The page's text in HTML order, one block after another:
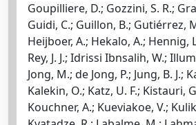
Goupilliere, D.; Gozzini, S. R.;
Guidi, C.; Guillon, B.; Gutiérrez,
Heijboer, A.; Hekalo, A.; Hennig,
Rey, J. J.; Idrissi Ibnsalih, W.;
Jong, M.; de Jong, P.; Jung, B. J.;
Kalekin, O.; Katz, U. F.; Kistauri,
Kouchner, A.; Kueviakoe, V.;